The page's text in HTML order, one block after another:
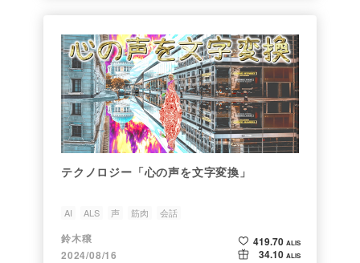
テクノロジー「心の声を文字変換」
AI ALS 声 筋肉 会話
鈴木穣
2024/08/16
419.70 ALIS
34.10 ALIS